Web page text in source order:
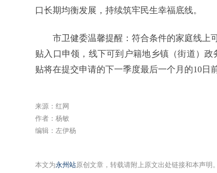
口长期均衡发展，持续筑牢民生幸福底线。
市卫健委温馨提醒：符合条件的家庭线上
贴入口申领，线下可到户籍地乡镇（街道）
贴将在提交申请的下一季度最后一个月的10日
来源：红网
作者：杨敏
编辑：左伊杨
本文为永州站原创文章，转载请附上原文出处链接和本声明。